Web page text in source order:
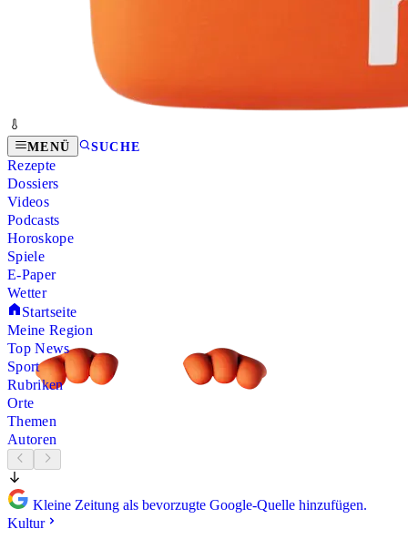
MENÜ SUCHE
Rezepte
Dossiers
Videos
Podcasts
Horoskope
Spiele
E-Paper
Wetter
Startseite
Meine Region
Top News
Sport
Rubriken
Orte
Themen
Autoren
Kleine Zeitung als bevorzugte Google-Quelle hinzufügen.
Kultur